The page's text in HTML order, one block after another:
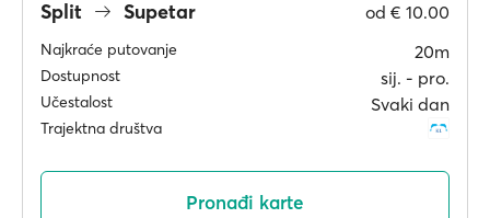
Split Supetar od € 10.00
Najkraće putovanje 20m
Dostupnost sij. ‐ pro.
Učestalost Svaki dan
Trajektna društva
Pronađi karte